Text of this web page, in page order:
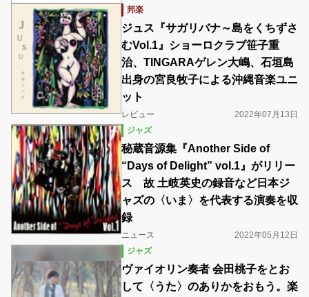
邦楽
ジュス『サガリバナ～島をくちずさ
むVol.1』ショーロクラブ笹子重
治、TINGARAゲレン大嶋、石垣島
出身の宮良牧子による沖縄音楽ユニ
ット
レビュー
2022年07月13日
ジャズ
秘蔵音源集『Another Side of
“Days of Delight” vol.1』がリリー
ス 故 土岐英史の録音など日本ジ
ャズの〈いま〉を代表する演奏を収
録
ニュース
2022年05月12日
ジャズ
ヴァイオリン奏者 会田桃子をとお
して〈うた〉のありかをおもう。楽